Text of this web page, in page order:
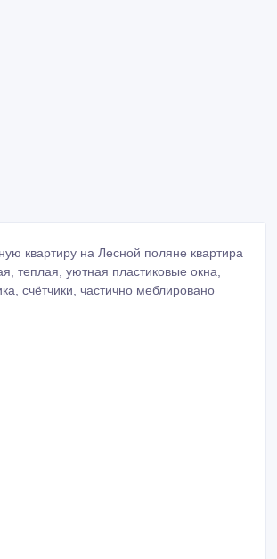
квартиру на Лесной поляне квартира
теплая, уютная пластиковые окна,
счётчики, частично меблировано